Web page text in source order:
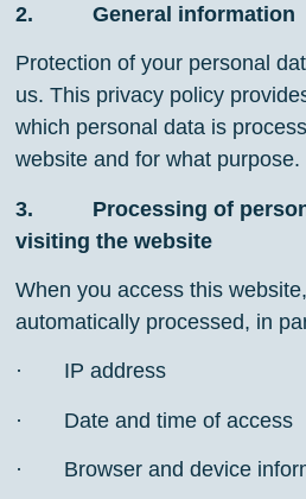
2. General information
Protection of your personal
us. This privacy policy
which personal data is
website and for what purpose.
3. Processing of
visiting the website
When you access this
automatically processed, in
· IP address
· Date and time of access
· Browser and device